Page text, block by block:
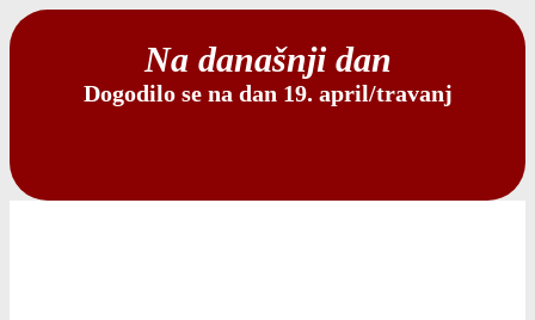
Na današnji dan
Dogodilo se na dan 19. april/travanj